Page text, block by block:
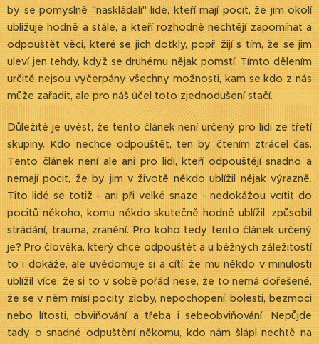
by se pomyslně "naskládali" lidé, kteří mají pocit, že jim okolí
ubližuje hodně a stále, a kteří rozhodně nechtějí zapomínat a
odpouštět věci, které se jich dotkly, popř. žijí s tím, že se jim
uleví jen tehdy, když se druhému nějak pomstí. Tímto dělením
určitě nejsou vyčerpány všechny možnosti, kam se kdo z nás
může zařadit, ale pro náš účel toto zjednodušení stačí.
Důležité je uvést, že tento článek není určený pro lidi ze třetí
skupiny. Kdo nechce odpouštět, ten by čtením ztrácel čas.
Tento článek není ale ani pro lidi, kteří odpouštějí snadno a
nemají pocit, že by jim v životě někdo ublížil nějak výrazně.
Tito lidé se totiž - ani při velké snaze - nedokážou vcítit do
pocitů někoho, komu někdo skutečně hodně ublížil, způsobil
strádání, trauma, zranění. Pro koho tedy tento článek určený
je? Pro člověka, který chce odpouštět a u běžných záležitostí
to i dokáže, ale uvědomuje si a cítí, že mu někdo v minulosti
ublížil více, že si to v sobě pořád nese, že to nemá dořešené,
že se v něm mísí pocity zloby, nepochopení, bolesti, bezmoci
nebo lítosti, obviňování a třeba i sebeobviňování. Nepůjde
tady o snadné odpuštění někomu, kdo nám šlápl nechtě na